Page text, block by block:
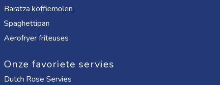
Baratza koffiemolen
Spaghettipan
Aerofryer friteuses
Onze favoriete servies
Dutch Rose Servies